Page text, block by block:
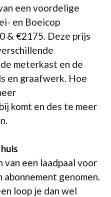
een voordelige
en Boeicop
& €2175. Deze prijs
meterkast en de
en graafwerk. Hoe
komt en des te meer
van een laadpaal voor
genomen.
loop je dan wel